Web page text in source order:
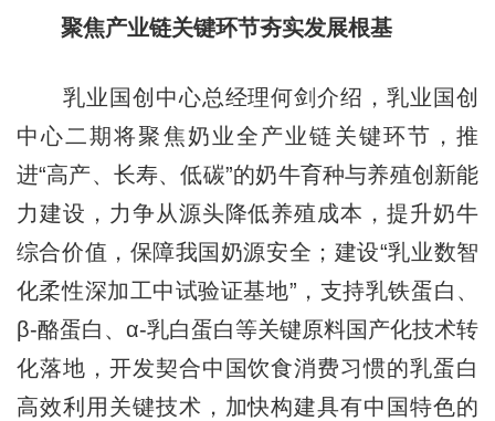
聚焦产业链关键环节夯实发展根基
乳业国创中心总经理何剑介绍，乳业国创
中心二期将聚焦奶业全产业链关键环节，推
进“高产、长寿、低碳”的奶牛育种与养殖创新能
力建设，力争从源头降低养殖成本，提升奶牛
综合价值，保障我国奶源安全；建设“乳业数智
化柔性深加工中试验证基地”，支持乳铁蛋白、
β-酪蛋白、α-乳白蛋白等关键原料国产化技术转
化落地，开发契合中国饮食消费习惯的乳蛋白
高效利用关键技术，加快构建具有中国特色的